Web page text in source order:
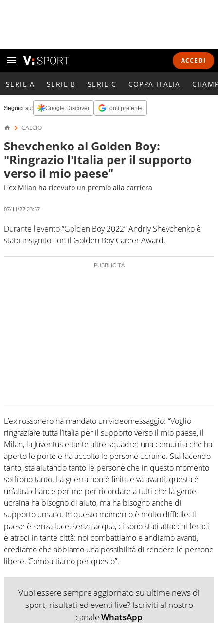
ACCEDI
SERIE A SERIE B SERIE C COPPA ITALIA
Seguici su: Google Discover Fonti preferite
CALCIO
Shevchenko al Golden Boy:
"Ringrazio l'Italia per il supporto
verso il mio paese"
L'ex Milan ha ricevuto un premio alla carriera
07/11/22 23:57
Durante l’evento “Golden Boy 2022” Andriy Shevchenko è
stato insignito con il Golden Boy Career Award.
L’ex rossonero ha mandato un videomessaggio: “Voglio
ringraziare tutta l’Italia per il supporto verso il mio paese, il
Milan, la Juventus e tante altre squadre: una comunità che ha
aperto le porte e ha accolto le persone ucraine. Sta facendo
tanto, sta aiutando tanto le persone che in questo momento
soffrono tanto. La guerra non è finita e va avanti, questa è
un’altra chance per me per ricordare a tutti che la gente
ucraina ha bisogno di aiuto, ma ha bisogno anche di
supporto umano. In questo momento è molto difficile: il
paese è senza luce, senza acqua, ci sono stati attacchi feroci
e atroci in tante città: noi combattiamo e andiamo avanti,
crediamo che abbiamo una possibilità di rendere le persone
libere. Combattiamo per questo”.
Vuoi essere sempre aggiornato su ultime news di
sport, risultati ed eventi live? Iscriviti al nostro
canaleWhatsApp